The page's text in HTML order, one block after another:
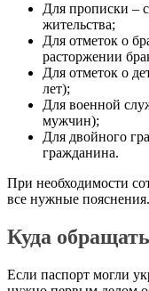
Для прописки –
жительства;
Для отметок о
расторжении
Для отметок о
лет);
Для военной
мужчин);
Для двойного
гражданина.
При необходимости
все нужные пояснения.
Куда
Если паспорт могли